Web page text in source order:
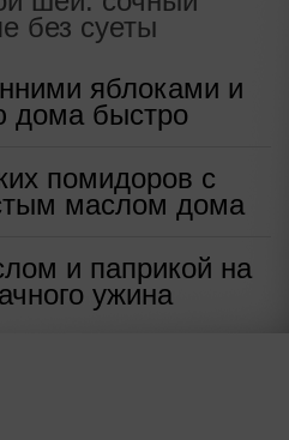
без суеты
яблоками и
дома быстро
помидоров с
маслом дома
и паприкой на
ужина